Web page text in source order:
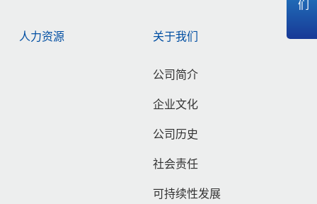
人力资源 关于我们
公司简介
企业文化
公司历史
社会责任
可持续性发展